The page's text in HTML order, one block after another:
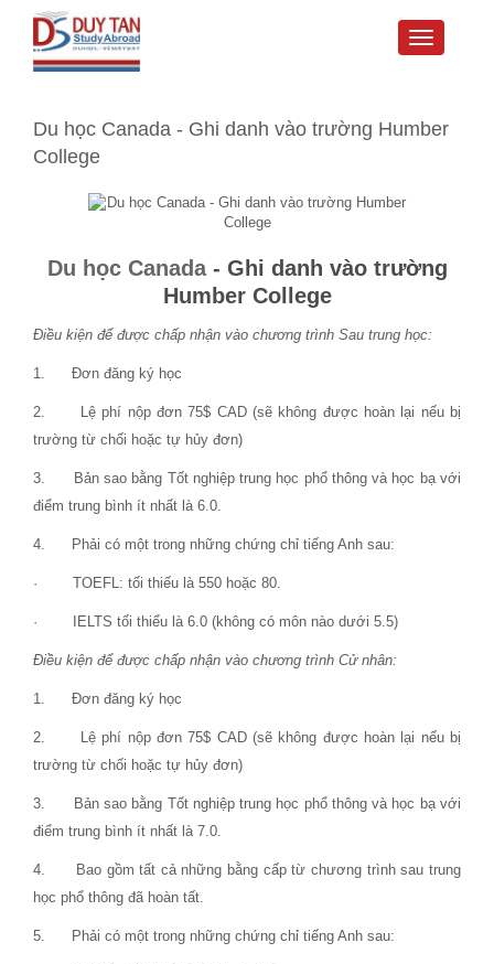
Toggle
Du học Canada - Ghi danh vào trường Humber
College
Du học Canada- Ghi danh vào trường
Humber College
Điều kiện để được chấp nhận vào chương trình Sau trung học:
1. Đơn đăng ký học
2. Lệ phí nộp đơn 75$ CAD (sẽ không được hoàn lại nếu bị
trường từ chối hoặc tự hủy đơn)
3. Bản sao bằng Tốt nghiệp trung học phổ thông và học bạ với
điểm trung bình ít nhất là 6.0.
4. Phải có một trong những chứng chỉ tiếng Anh sau:
· TOEFL: tối thiếu là 550 hoặc 80.
· IELTS tối thiểu là 6.0 (không có môn nào dưới 5.5)
Điều kiện để được chấp nhận vào chương trình Cử nhân:
1. Đơn đăng ký học
2. Lệ phí nộp đơn 75$ CAD (sẽ không được hoàn lại nếu bị
trường từ chối hoặc tự hủy đơn)
3. Bản sao bằng Tốt nghiệp trung học phổ thông và học bạ với
điểm trung bình ít nhất là 7.0.
4. Bao gồm tất cả những bằng cấp từ chương trình sau trung
học phổ thông đã hoàn tất.
5. Phải có một trong những chứng chỉ tiếng Anh sau: